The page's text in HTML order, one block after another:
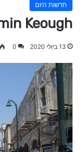
חדשות היום
Keough
13 ביולי 2020 0